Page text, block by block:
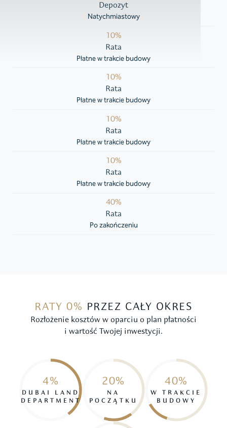
Depozyt
Natychmiastowy
10%
Rata
Płatne w trakcie budowy
10%
Rata
Płatne w trakcie budowy
10%
Rata
Płatne w trakcie budowy
10%
Rata
Płatne w trakcie budowy
40%
Rata
Po zakończeniu
RATY 0% PRZEZ CAŁY OKRES
Rozłożenie kosztów w oparciu o plan płatności
i wartość Twojej inwestycji.
4%
DUBAI LAND
DEPARTMENT
20%
NA
POCZĄTKU
40%
W TRAKCIE
BUDOWY